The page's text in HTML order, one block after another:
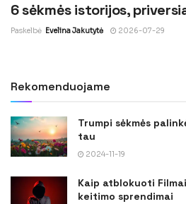
6 sėkmės istorijos,
Paskelbė Evelina Jakutytė 2026-07-29
Rekomenduojame
Trumpi sėkmės
tau
2024-11-19
Kaip atblokuoti
keitimo sprendimai